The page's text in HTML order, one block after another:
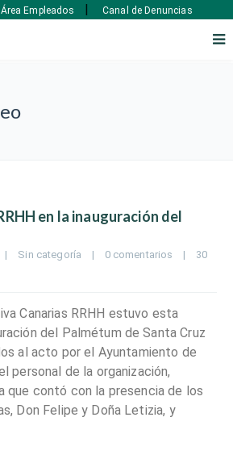
en la inauguración del
| Sin categoría | 0 comentarios |
30
Canarias RRHH estuvo esta
del Palmétum de Santa Cruz
al acto por el Ayuntamiento de
personal de la organización,
que contó con la presencia de los
Don Felipe y Doña Letizia, y
Área Empleados | Canal de Denuncias